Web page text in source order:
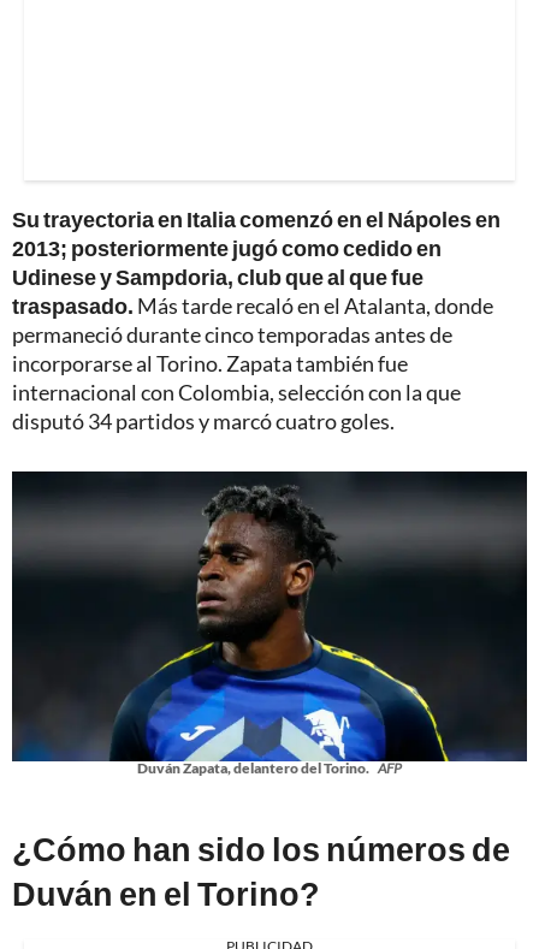
Su trayectoria en Italia comenzó en el Nápoles en
2013; posteriormente jugó como cedido en
Udinese y Sampdoria, club que al que fue
traspasado. Más tarde recaló en el Atalanta, donde
permaneció durante cinco temporadas antes de
incorporarse al Torino. Zapata también fue
internacional con Colombia, selección con la que
disputó 34 partidos y marcó cuatro goles.
Duván Zapata, delantero del Torino. AFP
¿Cómo han sido los números de
Duván en el Torino?